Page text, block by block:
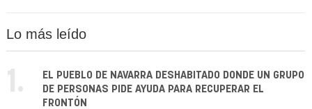
Lo más leído
1.
EL PUEBLO DE NAVARRA DESHABITADO DONDE UN GRUPO
DE PERSONAS PIDE AYUDA PARA RECUPERAR EL
FRONTÓN